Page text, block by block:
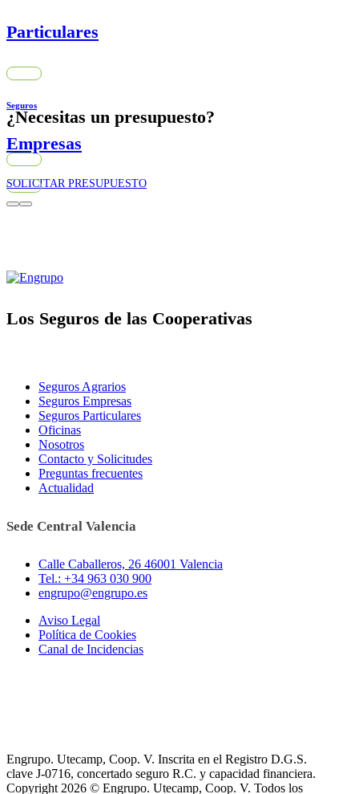
Particulares
Seguros
Empresas
¿Necesitas un presupuesto?
SOLICITAR PRESUPUESTO
Los Seguros de las Cooperativas
Seguros Agrarios
Seguros Empresas
Seguros Particulares
Oficinas
Nosotros
Contacto y Solicitudes
Preguntas frecuentes
Actualidad
Sede Central Valencia
Calle Caballeros, 26 46001 Valencia
Tel.: +34 963 030 900
engrupo@engrupo.es
Aviso Legal
Política de Cookies
Canal de Incidencias
Engrupo. Utecamp, Coop. V. Inscrita en el Registro D.G.S.
clave J-0716, concertado seguro R.C. y capacidad financiera.
Copyright 2026 © Engrupo. Utecamp, Coop. V. Todos los